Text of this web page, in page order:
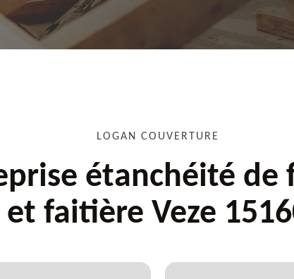
LOGAN COUVERTURE
étanchéité de
et faitière Veze